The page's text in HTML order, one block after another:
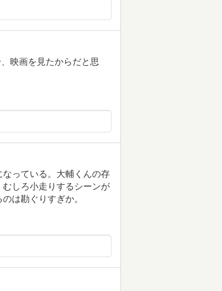
映画を見たからだと思
っている。大輔くんの存
しろ小走りするシーンが
は勘ぐりすぎか。